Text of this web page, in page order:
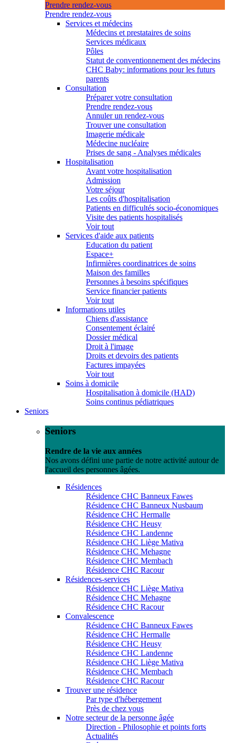
Prendre rendez-vous
Prendre rendez-vous
Services et médecins
Médecins et prestataires de soins
Services médicaux
Pôles
Statut de conventionnement des médecins
CHC Baby: informations pour les futurs
parents
Consultation
Préparer votre consultation
Prendre rendez-vous
Annuler un rendez-vous
Trouver une consultation
Imagerie médicale
Médecine nucléaire
Prises de sang - Analyses médicales
Hospitalisation
Avant votre hospitalisation
Admission
Votre séjour
Les coûts d'hospitalisation
Patients en difficultés socio-économiques
Visite des patients hospitalisés
Voir tout
Services d'aide aux patients
Education du patient
Espace+
Infirmières coordinatrices de soins
Maison des familles
Personnes à besoins spécifiques
Service financier patients
Voir tout
Informations utiles
Chiens d'assistance
Consentement éclairé
Dossier médical
Droit à l'image
Droits et devoirs des patients
Factures impayées
Voir tout
Soins à domicile
Hospitalisation à domicile (HAD)
Soins continus pédiatriques
Seniors
Seniors
Rendre de la vie aux années
Nos avons défini une partie de notre activité autour de
l'accueil des personnes âgées.
Résidences
Résidence CHC Banneux Fawes
Résidence CHC Banneux Nusbaum
Résidence CHC Hermalle
Résidence CHC Heusy
Résidence CHC Landenne
Résidence CHC Liège Mativa
Résidence CHC Mehagne
Résidence CHC Membach
Résidence CHC Racour
Résidences-services
Résidence CHC Liège Mativa
Résidence CHC Mehagne
Résidence CHC Racour
Convalescence
Résidence CHC Banneux Fawes
Résidence CHC Hermalle
Résidence CHC Heusy
Résidence CHC Landenne
Résidence CHC Liège Mativa
Résidence CHC Membach
Résidence CHC Racour
Trouver une résidence
Par type d'hébergement
Près de chez vous
Notre secteur de la personne âgée
Direction - Philosophie et points forts
Actualités